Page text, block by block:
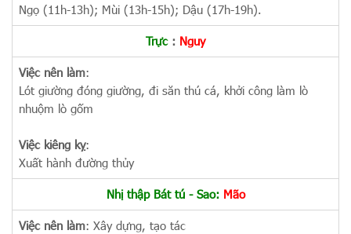
Ngọ (11h-13h); Mùi (13h-15h); Dậu (17h-19h).
Trực : Nguy
Việc nên làm:
Lót giường đóng giường, đi săn thú cá, khởi công làm lò
nhuộm lò gốm
Việc kiêng kỵ:
Xuất hành đường thủy
Nhị thập Bát tú - Sao: Mão
Việc nên làm: Xây dựng, tạo tác